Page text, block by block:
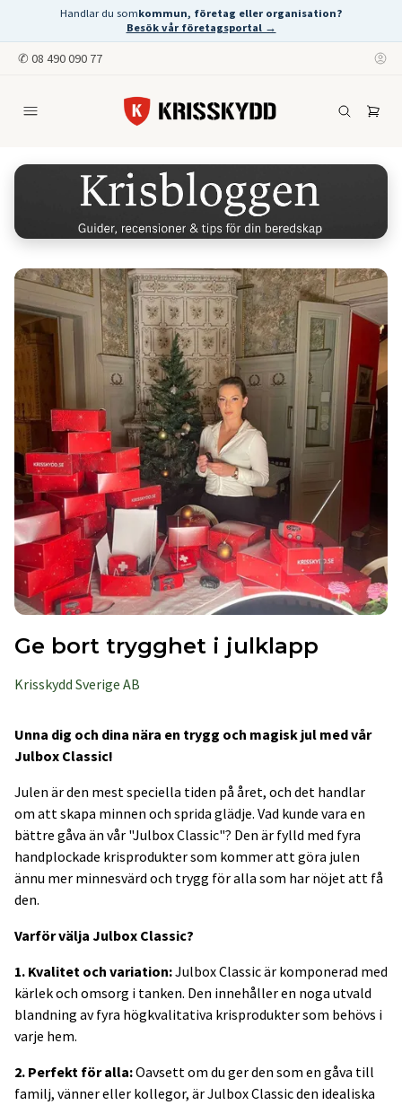
Handlar du somkommun, företag eller organisation?
Besök vår företagsportal →
✆ 08 490 090 77
Ge bort trygghet i julklapp
Krisskydd Sverige AB
Unna dig och dina nära en trygg och magisk jul med vår
Julbox Classic!
Julen är den mest speciella tiden på året, och det handlar
om att skapa minnen och sprida glädje. Vad kunde vara en
bättre gåva än vår "Julbox Classic"? Den är fylld med fyra
handplockade krisprodukter som kommer att göra julen
ännu mer minnesvärd och trygg för alla som har nöjet att få
den.
Varför välja Julbox Classic?
1. Kvalitet och variation:Julbox Classic är komponerad med
kärlek och omsorg i tanken. Den innehåller en noga utvald
blandning av fyra högkvalitativa krisprodukter som behövs i
varje hem.
2. Perfekt för alla:Oavsett om du ger den som en gåva till
familj, vänner eller kollegor, är Julbox Classic den idealiska